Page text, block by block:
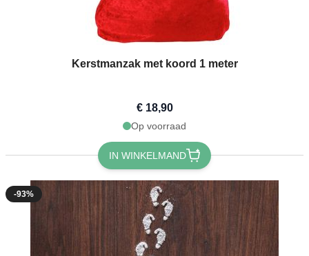
Kerstmanzak met koord 1 meter
€ 18,90
Op voorraad
IN WINKELMAND
-93%